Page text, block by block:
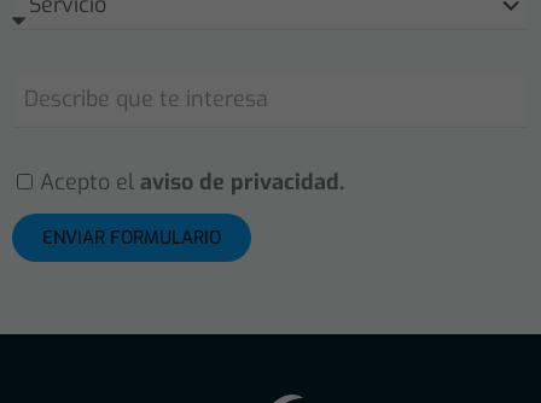
Acepto el aviso de privacidad.
ENVIAR FORMULARIO